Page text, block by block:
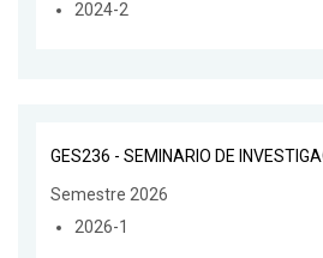
2024-2
GES236 - SEMINARIO DE
Semestre 2026
2026-1